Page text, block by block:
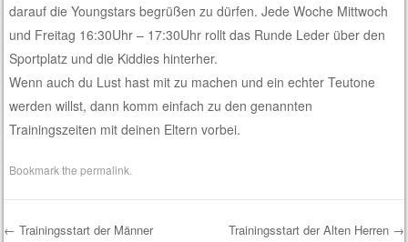
darauf die Youngstars begrüßen zu dürfen. Jede Woche Mittwoch
und Freitag 16:30Uhr – 17:30Uhr rollt das Runde Leder über den
Sportplatz und die Kiddies hinterher.
Wenn auch du Lust hast mit zu machen und ein echter Teutone
werden willst, dann komm einfach zu den genannten
Trainingszeiten mit deinen Eltern vorbei.
Bookmark thepermalink
← Trainingsstart der Männer Trainingsstart der Alten Herren →